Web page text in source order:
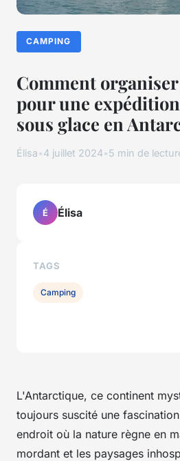
CAMPING
Comment
pour une
sous glace en
Élisa•4 juillet 2024•5 min de
L'Antarctique, ce continent
toujours suscité une
endroit où la nature règne en
mordant et les paysages
É Élisa
TAGS
Camping